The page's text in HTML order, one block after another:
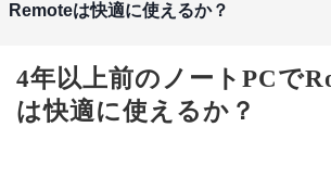
Remoteは快適に使えるか？
4年以上前のノートPCで
は快適に使えるか？